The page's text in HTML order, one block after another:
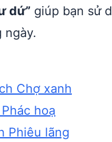
dứ” giúp bạn sử
ngày.
Chợ xanh
hoạ
Phiêu lãng